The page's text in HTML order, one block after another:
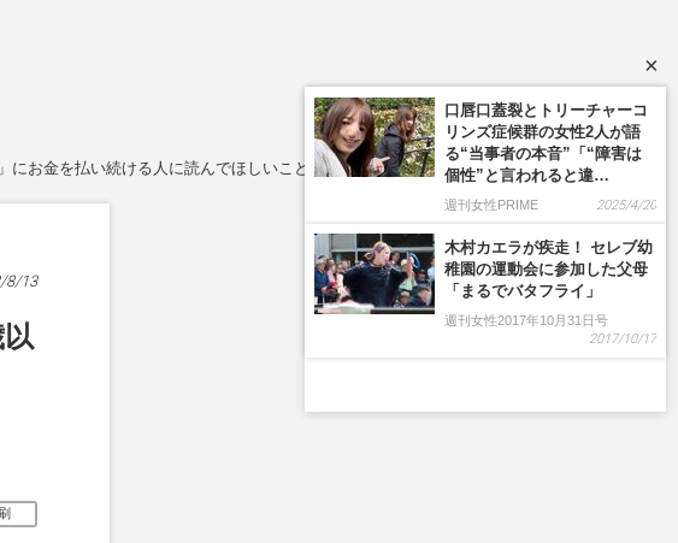
にお金を払い続ける人に読んでほしいこと
8/13
×
口唇口蓋裂とトリーチャーコ
リンズ症候群の女性2人が語
る“当事者の本音”「“障害は
個性”と言われると違…
週刊女性PRIME 2025/4/20
木村カエラが疾走！ セレブ幼
稚園の運動会に参加した父母
「まるでバタフライ」
週刊女性2017年10月31日号
2017/10/17